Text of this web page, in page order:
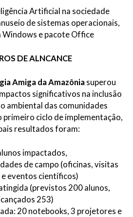
Artificial na sociedade
de sistemas operacionais,
Windows e pacote Office
DE ALNCANCE
Amiga da Amazôniasuperou
significativos na inclusão
ambiental das comunidades
primeiro ciclo de implementação,
resultados foram:
impactados,
de campo (oficinas, visitas
eventos científicos)
(previstos 200 alunos,
253)
20 notebooks, 3 projetores e